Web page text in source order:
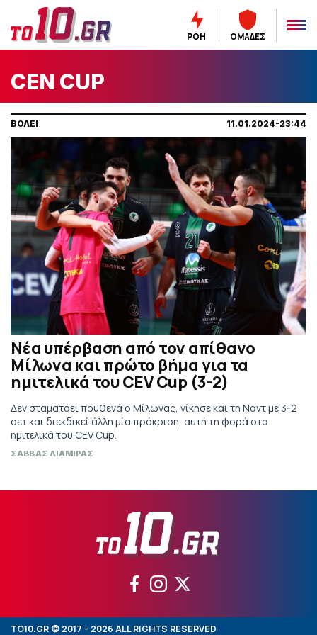
ΡΟΗ ΟΜΑΔΕΣ
CEN CUP
ΒΟΛΕΙ 11.01.2024-23:44
Νέα υπέρβαση από τον απίθανο
Μίλωνα και πρώτο βήμα για τα
ημιτελικά του CEV Cup (3-2)
Δεν σταματάει πουθενά ο Μίλωνας, νίκησε και τη Ναντ με 3-2
σετ και διεκδικεί άλλη μία πρόκριση, αυτή τη φορά στα
ημιτελικά του CEV Cup.
ΣΑΒΒΑΣ ΛΙΑΜΙΡΑΣ
TO10.GR © 2017 - 2026 ALL RIGHTS RESERVED